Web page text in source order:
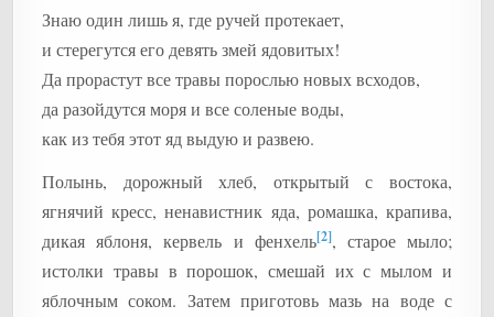
Знаю один лишь я, где ручей протекает,
и стерегутся его девять змей ядовитых!
Да прорастут все травы порослью новых всходов,
да разойдутся моря и все соленые воды,
как из тебя этот яд выдую и развею.
Полынь, дорожный хлеб, открытый с востока,
ягнячий кресс, ненавистник яда, ромашка, крапива,
дикая яблоня, кервель и фенхель[2], старое мыло;
истолки травы в порошок, смешай их с мылом и
яблочным соком. Затем приготовь мазь на воде с